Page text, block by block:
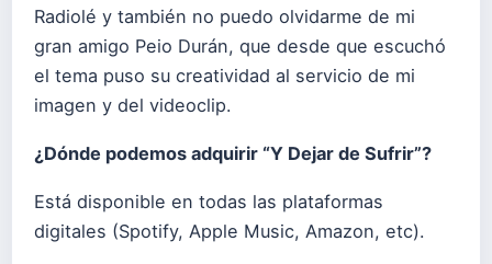
Radiolé y también no puedo olvidarme de mi
gran amigo Peio Durán, que desde que escuchó
el tema puso su creatividad al servicio de mi
imagen y del videoclip.
¿Dónde podemos adquirir “Y Dejar de Sufrir”?
Está disponible en todas las plataformas
digitales (Spotify, Apple Music, Amazon, etc).